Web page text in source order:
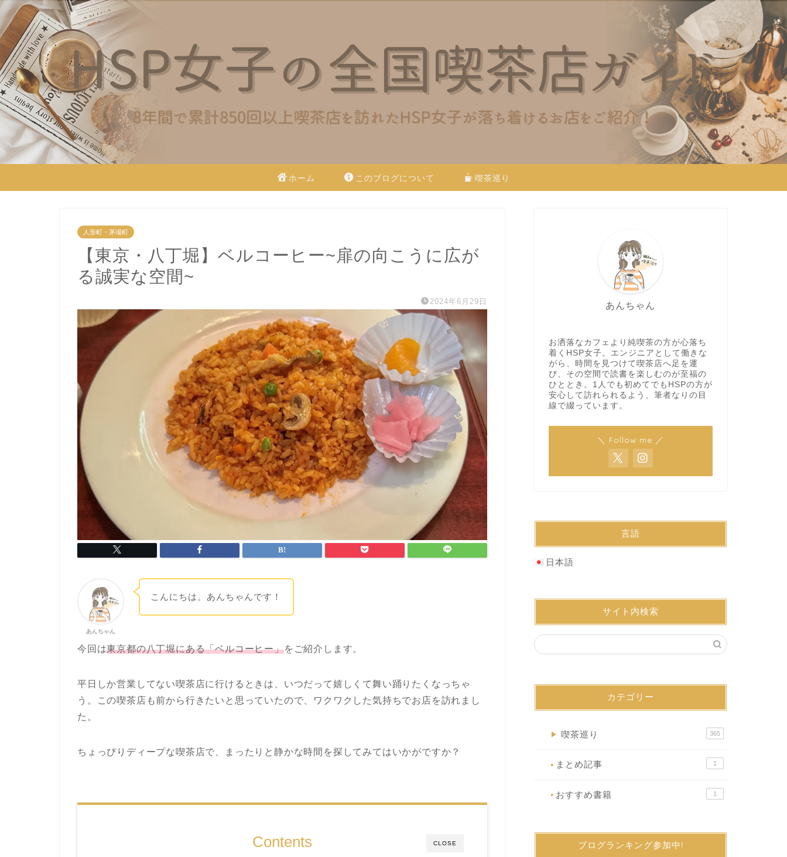
ホーム このブログについて 喫茶巡り
人形町・茅場町
【東京・八丁堀】ベルコーヒー~扉の向こうに広が
る誠実な空間~
2024年6月29日
あんちゃん
こんにちは。あんちゃんです！
今回は東京都の八丁堀にある「ベルコーヒー」をご紹介します。
平日しか営業してない喫茶店に行けるときは、いつだって嬉しくて舞い踊りたくなっちゃ
う。この喫茶店も前から行きたいと思っていたので、ワクワクした気持ちでお店を訪れまし
た。
ちょっぴりディープな喫茶店で、まったりと静かな時間を探してみてはいかがですか？
CLOSE
Contents
あんちゃん
お洒落なカフェより純喫茶の方が心落ち
着くHSP女子。エンジニアとして働きな
がら、時間を見つけて喫茶店へ足を運
び、その空間で読書を楽しむのが至福の
ひととき。1人でも初めてでもHSPの方が
安心して訪れられるよう、筆者なりの目
線で綴っています。
＼ Follow me ／
言語
日本語
サイト内検索
カテゴリー
▶ 喫茶巡り 365
● まとめ記事 1
● おすすめ書籍 1
ブログランキング参加中!